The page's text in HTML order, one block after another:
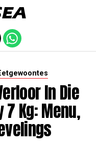
In Die
7 Kg: Menu,